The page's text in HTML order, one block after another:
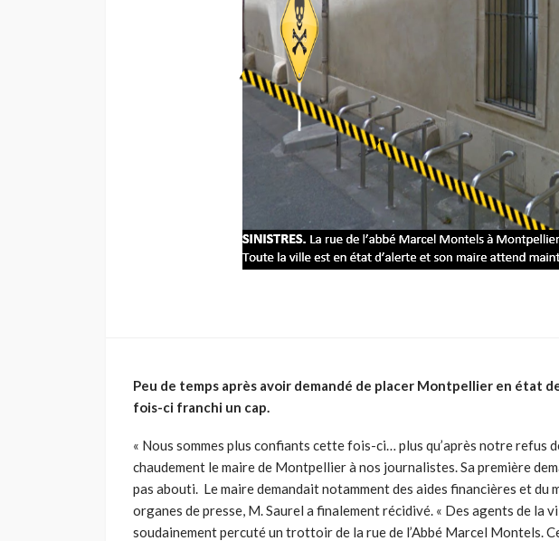
Peu de temps après avoir demandé de placer Montpellier en état
fois-ci franchi un cap.
« Nous sommes plus confiants cette fois-ci… plus qu’après notre refus
chaudement le maire de Montpellier à nos journalistes. Sa première
pas abouti. Le maire demandait notamment des aides financières et
organes de presse, M. Saurel a finalement récidivé. « Des agents de la
soudainement percuté un trottoir de la rue de l’Abbé Marcel Montels.